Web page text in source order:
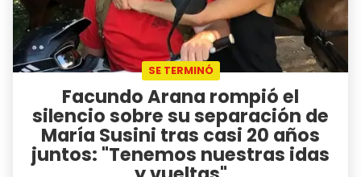
SE TERMINÓ
Facundo Arana rompió el
silencio sobre su separación de
María Susini tras casi 20 años
juntos: "Tenemos nuestras idas